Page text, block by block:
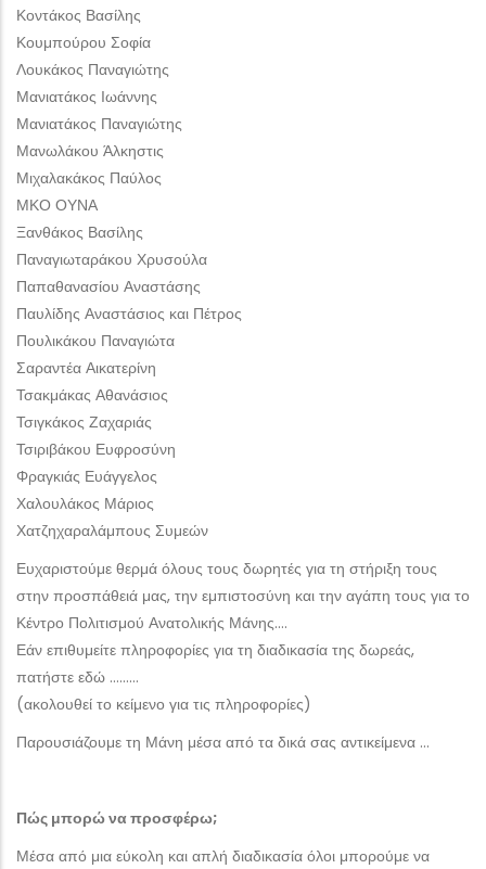
Κοντάκος Βασίλης
Κουμπούρου Σοφία
Λουκάκος Παναγιώτης
Μανιατάκος Ιωάννης
Μανιατάκος Παναγιώτης
Μανωλάκου Άλκηστις
Μιχαλακάκος Παύλος
ΜΚΟ ΟΥΝΑ
Ξανθάκος Βασίλης
Παναγιωταράκου Χρυσούλα
Παπαθανασίου Αναστάσης
Παυλίδης Αναστάσιος και Πέτρος
Πουλικάκου Παναγιώτα
Σαραντέα Αικατερίνη
Τσακμάκας Αθανάσιος
Τσιγκάκος Ζαχαριάς
Τσιριβάκου Ευφροσύνη
Φραγκιάς Ευάγγελος
Χαλουλάκος Μάριος
Χατζηχαραλάμπους Συμεών
Ευχαριστούμε θερμά όλους τους δωρητές για τη στήριξη τους
στην προσπάθειά μας, την εμπιστοσύνη και την αγάπη τους για το
Κέντρο Πολιτισμού Ανατολικής Μάνης….
Εάν επιθυμείτε πληροφορίες για τη διαδικασία της δωρεάς,
πατήστε εδώ ………
(ακολουθεί το κείμενο για τις πληροφορίες)
Παρουσιάζουμε τη Μάνη μέσα από τα δικά σας αντικείμενα …
Πώς μπορώ να προσφέρω;
Μέσα από μια εύκολη και απλή διαδικασία όλοι μπορούμε να